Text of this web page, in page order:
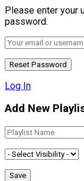
Please enter your
password.
Log In
Add New